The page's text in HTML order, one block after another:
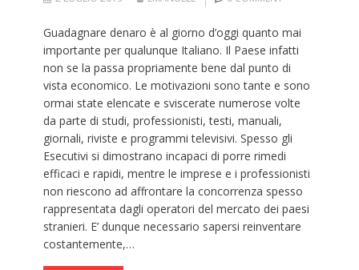
Guadagnare denaro è al giorno d’oggi quanto mai
importante per qualunque Italiano. Il Paese infatti
non se la passa propriamente bene dal punto di
vista economico. Le motivazioni sono tante e sono
ormai state elencate e sviscerate numerose volte
da parte di studi, professionisti, testi, manuali,
giornali, riviste e programmi televisivi. Spesso gli
Esecutivi si dimostrano incapaci di porre rimedi
efficaci e rapidi, mentre le imprese e i professionisti
non riescono ad affrontare la concorrenza spesso
rappresentata dagli operatori del mercato dei paesi
stranieri. E’ dunque necessario sapersi reinventare
costantemente,…